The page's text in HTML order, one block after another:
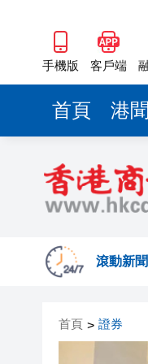
手機版 客戶端
首頁 港聞
滾動新聞
首頁 > 證券